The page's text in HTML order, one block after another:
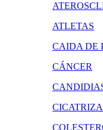
ATLETAS
CAIDA DE
CÁNCER